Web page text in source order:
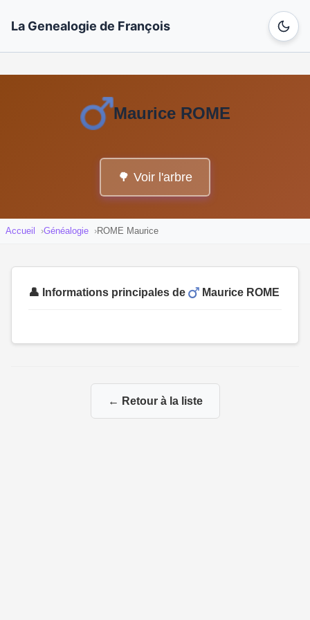
La Genealogie de François
Maurice ROME
🌳 Voir l'arbre
Accueil Généalogie ROME Maurice
👤 Informations principales de Maurice ROME
← Retour à la liste